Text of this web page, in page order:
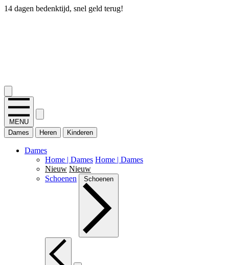
14 dagen bedenktijd, snel geld terug!
MENU
Dames
Heren Kinderen
Dames
Home | Dames Home | Dames
Nieuw Nieuw
Schoenen
Schoenen